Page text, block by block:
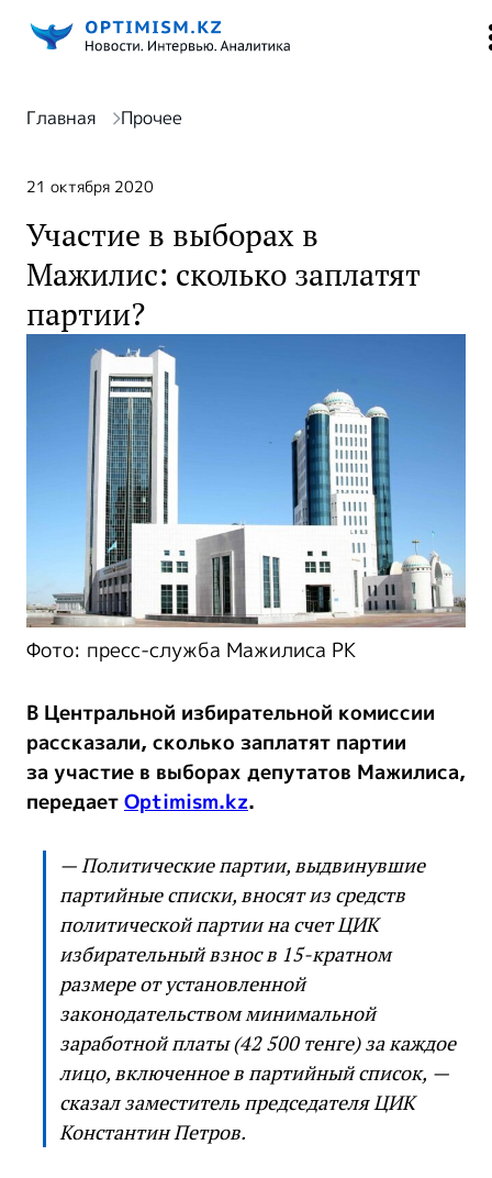
Главная Прочее
21 октября 2020
Участие в выборах в
Мажилис: сколько заплатят
партии?
Фото: пресс-служба Мажилиса РК
В Центральной избирательной комиссии
рассказали, сколько заплатят партии
за участие в выборах депутатов Мажилиса,
передаетOptimism.kz.
— Политические партии, выдвинувшие
партийные списки, вносят из средств
политической партии на счет ЦИК
избирательный взнос в 15-кратном
размере от установленной
законодательством минимальной
заработной платы (42 500 тенге) за каждое
лицо, включенное в партийный список, —
сказал заместитель председателя ЦИК
Константин Петров.